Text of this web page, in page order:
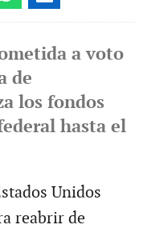
a voto
de
los fondos
hasta el
Unidos
reabrir de